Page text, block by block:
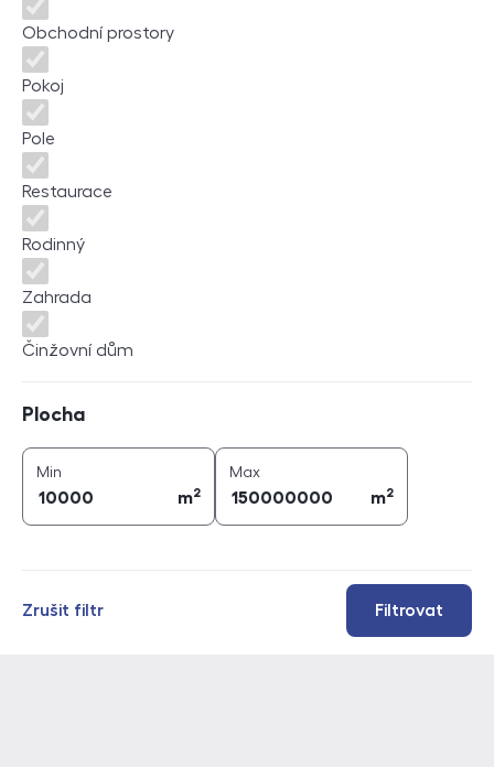
Obchodní prostory
Pokoj
Pole
Restaurace
Rodinný
Zahrada
Činžovní dům
Plocha
Min
m2
Maxplocha (
m2
Filtrovat
Zrušit filtr